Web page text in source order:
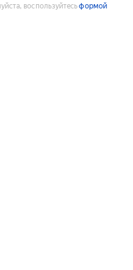
воспользуйтесьформой